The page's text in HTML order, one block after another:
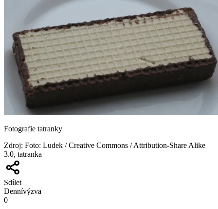
Fotografie tatranky
Zdroj: Foto: Ludek / Creative Commons / Attribution-Share Alike
3.0, tatranka
Sdílet
Dennívýzva
0